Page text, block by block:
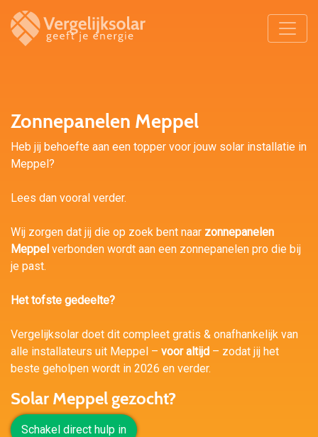
Zonnepanelen Meppel
Heb jij behoefte aan een topper voor jouw solar installatie in
Meppel?
Lees dan vooral verder.
Wij zorgen dat jij die op zoek bent naar zonnepanelen
Meppel verbonden wordt aan een zonnepanelen pro die bij
je past.
Het tofste gedeelte?
Vergelijksolar doet dit compleet gratis & onafhankelijk van
alle installateurs uit Meppel – voor altijd – zodat jij het
beste geholpen wordt in 2026 en verder.
Solar Meppel gezocht?
Schakel direct hulp in